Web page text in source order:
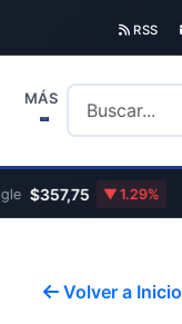
RSS
MÁS
$357,75 1.29%
Volver a Inicio